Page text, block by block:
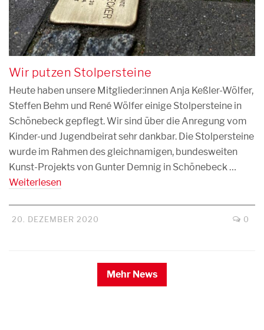
Wir putzen Stolpersteine
Heute haben unsere Mitglieder:innen Anja Keßler-Wölfer,
Steffen Behm und René Wölfer einige Stolpersteine in
Schönebeck gepflegt. Wir sind über die Anregung vom
Kinder-und Jugendbeirat sehr dankbar. Die Stolpersteine
wurde im Rahmen des gleichnamigen, bundesweiten
Kunst-Projekts von Gunter Demnig in Schönebeck …
Weiterlesen
20. DEZEMBER 2020 0
Mehr News